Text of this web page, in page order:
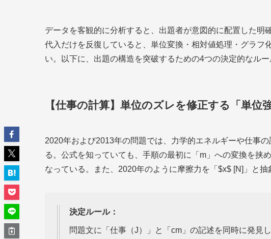
データを客観的に分析すると、出題者が意図的に配置した
代入だけを反復していると、単位変換・相対値処理・グラフ
い。以下に、出題の構造を突破するための4つの決定的なルー
【仕事の計算】単位のズレを修正する「単位
2020年および2013年の問題では、力学的エネルギーや仕事
る。公式を知っていても、手順の最初に「m」への変換を挟
なっている。また、2020年のように摩擦力を「$x$ [N]」と抽
決定ルール：
問題文に「仕事（J）」と「cm」の記述を同時に発見